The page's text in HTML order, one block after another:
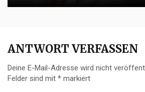
ANTWORT VERFASSEN
Deine E-Mail-Adresse wird nicht
Felder sind mit * markiert